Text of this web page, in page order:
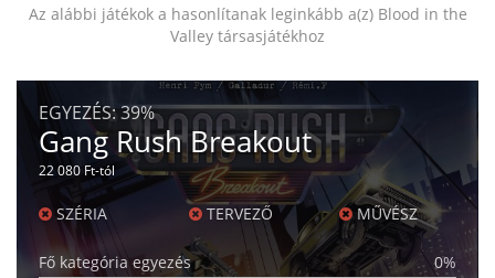
Az alábbi játékok a hasonlítanak leginkább a(z) Blood in the
Valley társasjátékhoz
EGYEZÉS:39%
Gang Rush Breakout
22 080 Ft-tól
SZÉRIA TERVEZŐ MŰVÉSZ
Fő kategória egyezés 0%